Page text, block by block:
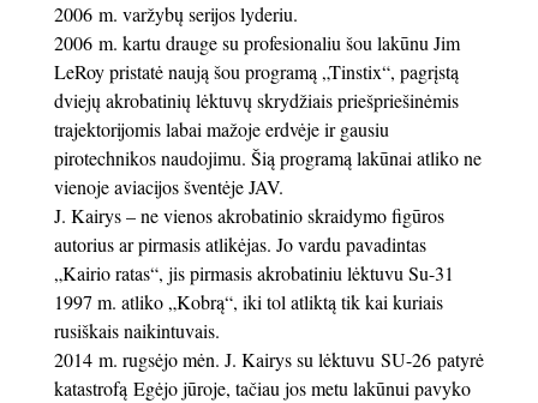
2006 m. varžybų serijos lyderiu.
2006 m. kartu drauge su profesionaliu šou lakūnu Jim
LeRoy pristatė naują šou programą „Tinstix“, pagrįstą
dviejų akrobatinių lėktuvų skrydžiais priešpriešinėmis
trajektorijomis labai mažoje erdvėje ir gausiu
pirotechnikos naudojimu. Šią programą lakūnai atliko ne
vienoje aviacijos šventėje JAV.
J. Kairys – ne vienos akrobatinio skraidymo figūros
autorius ar pirmasis atlikėjas. Jo vardu pavadintas
„Kairio ratas“, jis pirmasis akrobatiniu lėktuvu Su-31
1997 m. atliko „Kobrą“, iki tol atliktą tik kai kuriais
rusiškais naikintuvais.
2014 m. rugsėjo mėn. J. Kairys su lėktuvu SU-26 patyrė
katastrofą Egėjo jūroje, tačiau jos metu lakūnui pavyko